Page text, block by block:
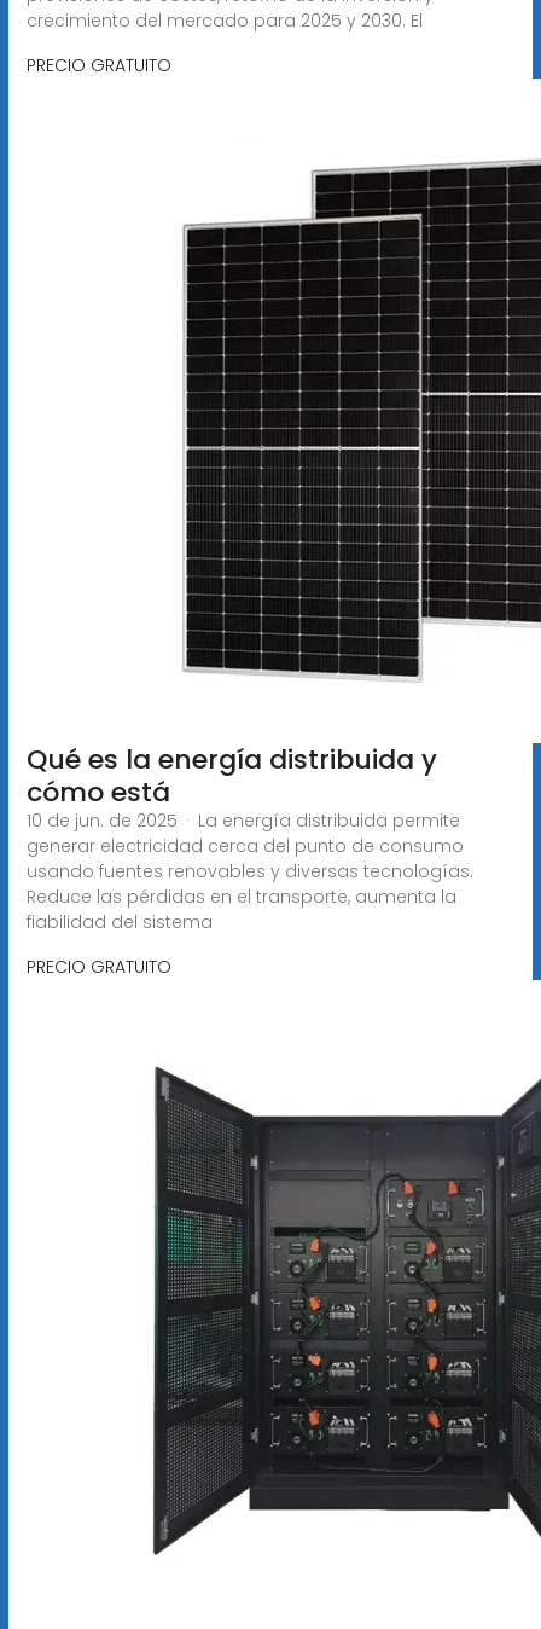
crecimiento del mercado para 2025 y 2030. El
PRECIO GRATUITO
Qué es la energía distribuida y
cómo está
10 de jun. de 2025 · La energía distribuida permite
generar electricidad cerca del punto de consumo
usando fuentes renovables y diversas tecnologías.
Reduce las pérdidas en el transporte, aumenta la
fiabilidad del sistema
PRECIO GRATUITO